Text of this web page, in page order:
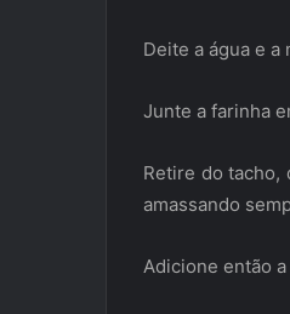
Deite a água e
Junte a farinha
Retire do tacho,
amassando
Adicione então